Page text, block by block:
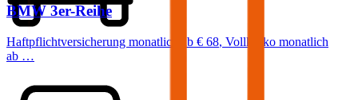
BMW 3er-Reihe
Haftpflichtversicherung monatlich ab € 68, Vollkasko monatlich
ab …